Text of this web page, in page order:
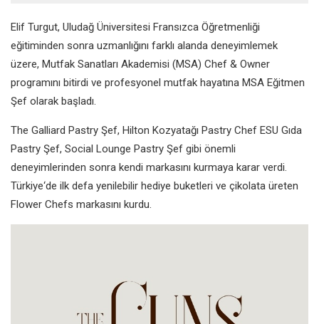
Elif Turgut, Uludağ Üniversitesi Fransızca Öğretmenliği
eğitiminden sonra uzmanlığını farklı alanda deneyimlemek
üzere, Mutfak Sanatları Akademisi (MSA) Chef & Owner
programını bitirdi ve profesyonel mutfak hayatına MSA Eğitmen
Şef olarak başladı.
The Galliard Pastry Şef, Hilton Kozyatağı Pastry Chef ESU Gıda
Pastry Şef, Social Lounge Pastry Şef gibi önemli
deneyimlerinden sonra kendi markasını kurmaya karar verdi.
Türkiye‘de ilk defa yenilebilir hediye buketleri ve çikolata üreten
Flower Chefs markasını kurdu.